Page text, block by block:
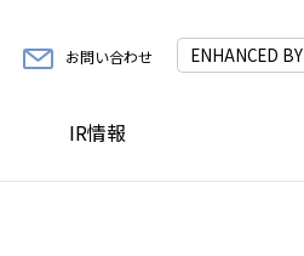
お問い合わせ
IR情報